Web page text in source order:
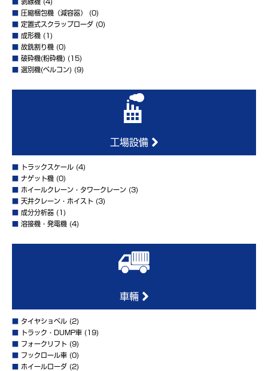
剥線機 (4)
圧縮梱包機（減容器）
(0)
定置式スクラップローダ (0)
成形機 (1)
故銑割り機 (0)
破砕機(粉砕機) (15)
選別機(ベルコン) (9)
工場設備
トラックスケール (4)
ナゲット機 (0)
ホイールクレーン・タワークレーン (3)
天井クレーン・ホイスト (3)
成分分析器 (1)
溶接機・発電機 (4)
車輛
タイヤショベル (2)
トラック・DUMP車 (19)
フォークリフト (9)
フックロール車 (0)
ホイールローダ (2)